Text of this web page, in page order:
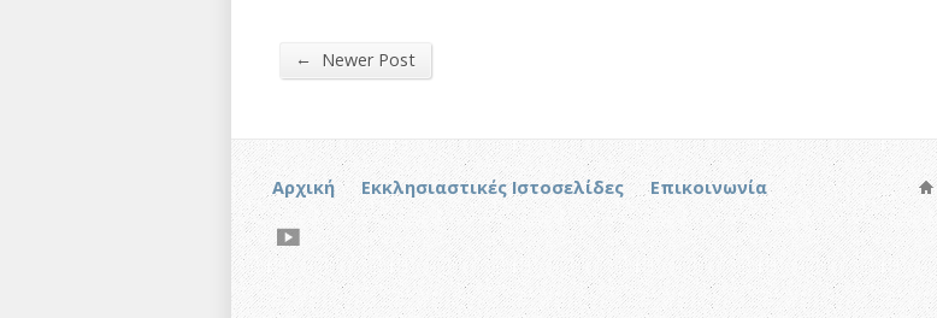
← Newer Post
Αρχική Εκκλησιαστικές Ιστοσελίδες Επικοινωνία